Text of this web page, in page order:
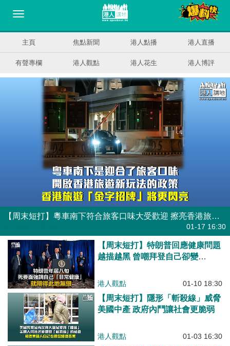
主頁 焦點新聞 港人點播 港人直播
有聲專欄 港人觀點 港人花生 港人博評
【周末短打】粵車南下符合旅客口味大受歡迎 擦亮香港旅遊「金字招牌」
01-17 16:30
【周末短打】特朗普回應健康問題
越描越黑 曾嘲拜登自己卻變
港人觀點 01-10 18:30
【周末短打】隱形「斬殺線」威脅
美國中產 政府內鬥讓社會更脆弱
港人觀點 01-03 16:30